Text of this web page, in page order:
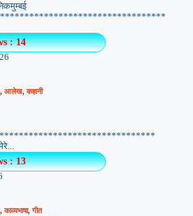
: 14
, आलेख,कहानी
: 13
,काव्यभाषा,गीत